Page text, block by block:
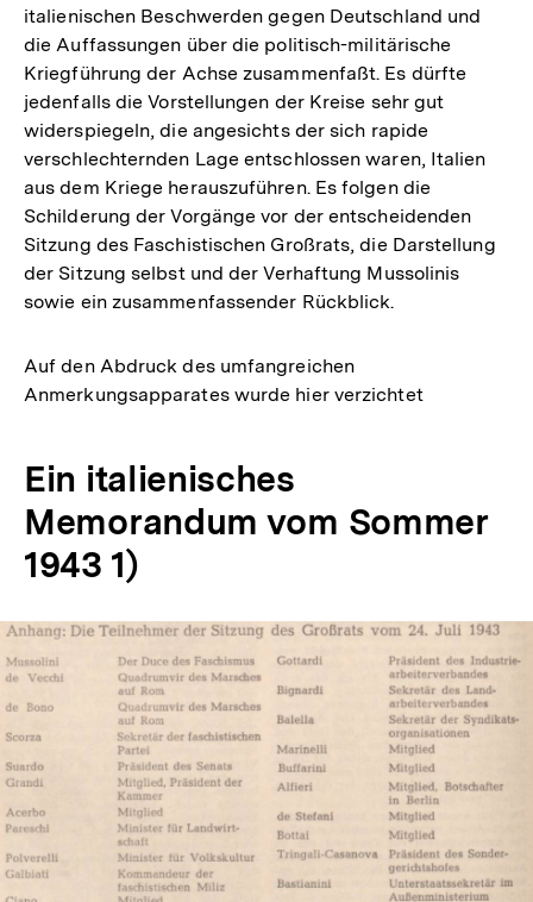
italienischen Beschwerden gegen Deutschland und
die Auffassungen über die politisch-militärische
Kriegführung der Achse zusammenfaßt. Es dürfte
jedenfalls die Vorstellungen der Kreise sehr gut
widerspiegeln, die angesichts der sich rapide
verschlechternden Lage entschlossen waren, Italien
aus dem Kriege herauszuführen. Es folgen die
Schilderung der Vorgänge vor der entscheidenden
Sitzung des Faschistischen Großrats, die Darstellung
der Sitzung selbst und der Verhaftung Mussolinis
sowie ein zusammenfassender Rückblick.
Auf den Abdruck des umfangreichen
Anmerkungsapparates wurde hier verzichtet
Ein italienisches
Memorandum vom Sommer
1943 1)
In
Lightbox
öffnen